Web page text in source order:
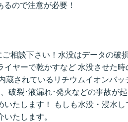
ので注意が必要！
相談下さい！水没はデータの破
イヤーで乾かすなど 水没させた時
蔵されているリチウムイオンバッ
破裂･液漏れ･発火などの事故が起
たします！ もしも水没・浸水し
たします。